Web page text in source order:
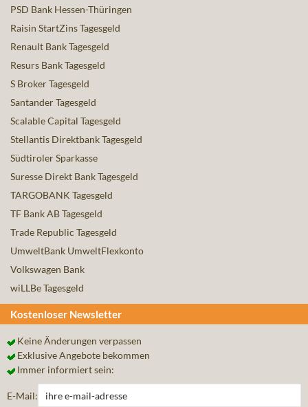
PSD Bank Hessen-Thüringen
Raisin StartZins Tagesgeld
Renault Bank Tagesgeld
Resurs Bank Tagesgeld
S Broker Tagesgeld
Santander Tagesgeld
Scalable Capital Tagesgeld
Stellantis Direktbank Tagesgeld
Südtiroler Sparkasse
Suresse Direkt Bank Tagesgeld
TARGOBANK Tagesgeld
TF Bank AB Tagesgeld
Trade Republic Tagesgeld
UmweltBank UmweltFlexkonto
Volkswagen Bank
wiLLBe Tagesgeld
Kostenloser Newsletter
Keine Änderungen verpassen
Exklusive Angebote bekommen
Immer informiert sein:
E-Mail: